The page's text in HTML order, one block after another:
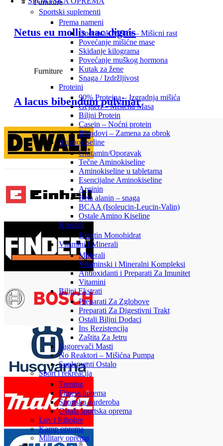
Sportski suplementi
Prema nameni
Oporavak Mišića – Mišicni rast
Povećanje mišićne mase
Skidanje kilograma
Povećanje muškog hormona
Kutak za žene
Snaga / Izdržljivost
Proteini
90% Proteina – Izgradnja mišića
Gejneri – Mišićna Masa
Biljni Protein
Casein – Noćni protein
Blendovi – Zamena za obrok
Aminokiseline
Glutamin/Oporavak
Tečne Aminokiseline
Aminokiseline u tabletama
Esencijalne Aminokiseline
Arginin
Beta alanin – snaga
BCAA (Isoleucin-Leucin-Valin)
Ostale Amino Kiseline
Kreatini
Kreatin Monohidrat
Vitamini i Minerali
Minerali
Vitaminski i Mineralni Kompleksi
Antioxidanti i Preparati Za Imunitet
Vitamini
Biljni Ekstrati
Preparati Za Zglobove
Preparati Za Digestivni Trakt
Ostali Biljni Dodaci
Ins Rezistencija
Zaštita Za Jetru
Sagorevači Masti
No Reaktori – Mišićna Pumpa
Suplementi Ostalo
Sport i rekreacija
Trening
Fitness oprema
Sportska garderoba
Ostala sportska oprema
Lov i Ribolov
Kamp oprema
Military oprema
Furniture
Netus eu mollis hac dignis
Furniture
A lacus bibendum pulvinar